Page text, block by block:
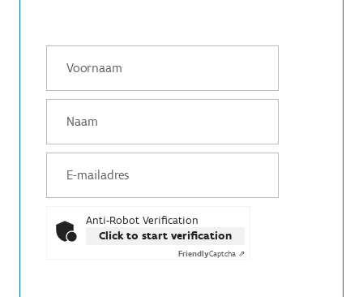
Anti-Robot Verification
Click to start verification
FriendlyCaptcha ⇗